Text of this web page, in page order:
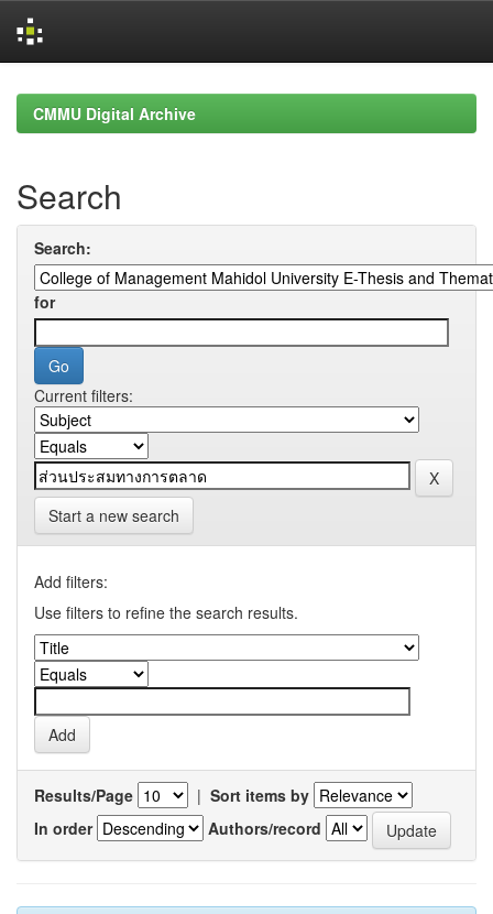
navigationCMMU Digital Archive
Search
Search:
for
Current filters:
Start a new search
Add filters:
Use filters to refine the search results.
Results/Page | Sort items by
In order
Authors/record